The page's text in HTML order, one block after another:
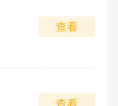
查看